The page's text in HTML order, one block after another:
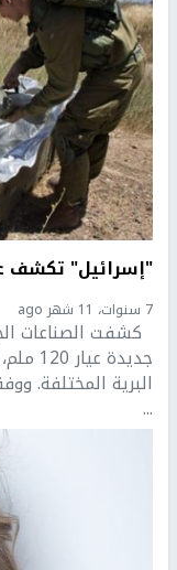
"إسرائيل" تكشف
7 سنوات، 11 شهر ago
كشفت الصناعات
البرية المختلفة.
...